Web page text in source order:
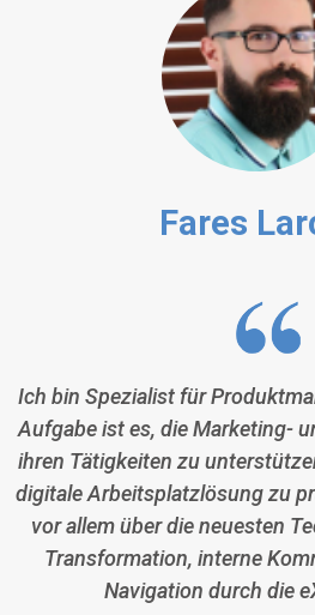
Fares
Ich bin Spezialist für
Aufgabe ist es, die Marketing-
ihren Tätigkeiten zu
digitale Arbeitsplatzlösung zu
vor allem über die neuesten
Transformation, interne
Navigation durch die